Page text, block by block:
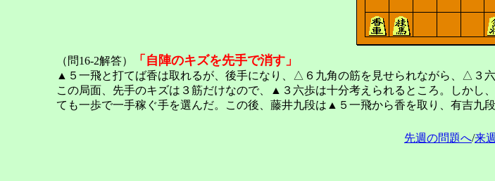
（問16-2解答） 「自陣のキズを先手で消す」
▲５一飛と打てば香は取れるが、後手になり、△６九角の筋を見せられながら、△３
この局面、先手のキズは３筋だけなので、▲３六歩は十分考えられるところ。しか
ても一歩で一手稼ぐ手を選んだ。この後、藤井九段は▲５一飛から香を取り、有吉九
先週の問題へ/来